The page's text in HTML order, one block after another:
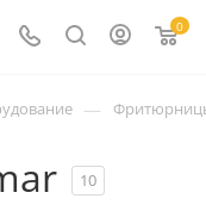
0
—
10